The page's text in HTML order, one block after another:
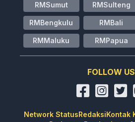
RMSumut RMSulteng
RMBengkulu RMBali
RMMaluku RMPapua
FOLLOW US
Network StatusRedaksiKontak